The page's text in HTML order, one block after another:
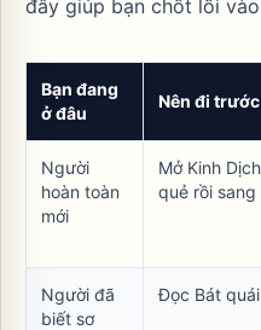
đây giúp bạn chốt lối
Bạn đang
ở đâu
Nên đi trước
Người
hoàn toàn
mới
Mở Kinh
quẻ rồi sang
Người đã
biết sơ
Đọc Bát quái